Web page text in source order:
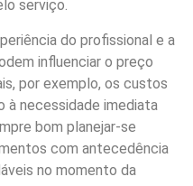
serviço.
do profissional e a
influenciar o preço
por exemplo, os custos
à necessidade imediata
bom planejar-se
com antecedência
no momento da